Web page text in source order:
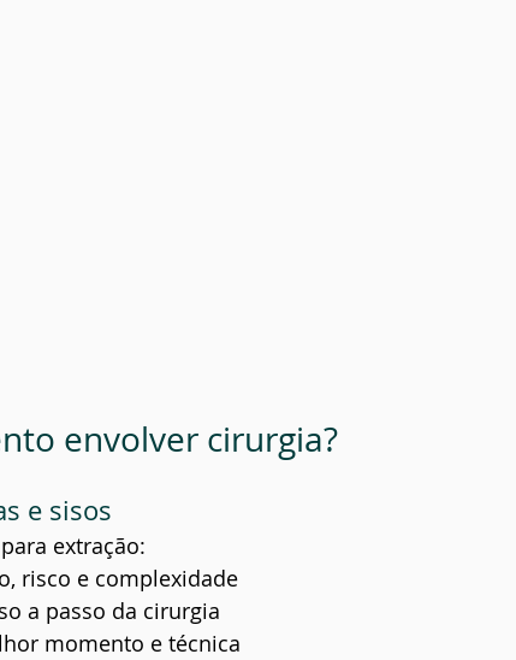
envolver cirurgia?
e sisos
extração:
risco e complexidade
a passo da cirurgia
momento e técnica